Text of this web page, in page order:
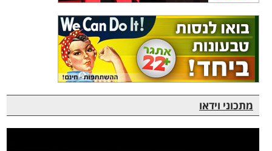
מתכוני וידאו